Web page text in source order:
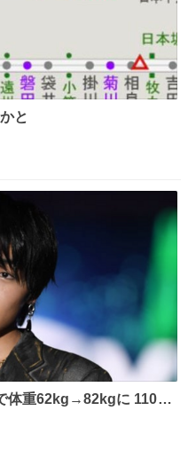
と
体重62kg→82kgに 110kg
った